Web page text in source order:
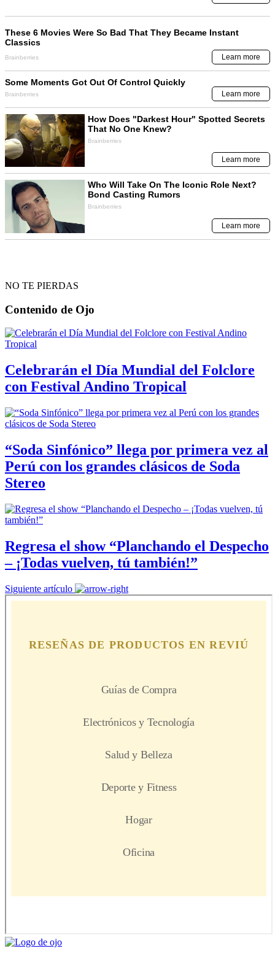
NO TE PIERDAS
Contenido de Ojo
Celebrarán el Día Mundial del Folclore
con Festival Andino Tropical
“Soda Sinfónico” llega por primera vez al
Perú con los grandes clásicos de Soda
Stereo
Regresa el show “Planchando el Despecho
– ¡Todas vuelven, tú también!”
Siguiente artículo